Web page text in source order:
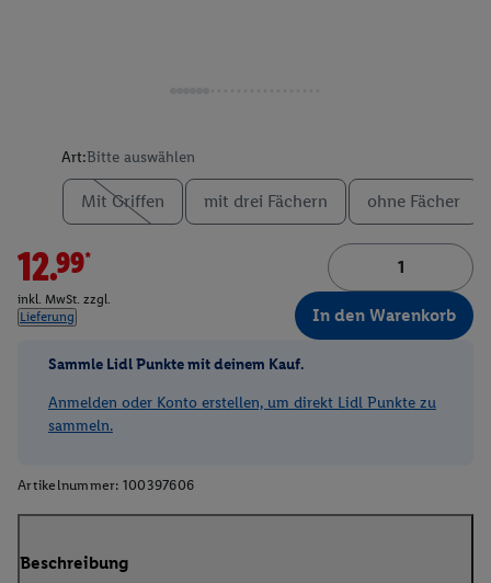
Art:Bitte auswählen
Mit Griffen mit drei Fächern ohne Fächer
12.99*
inkl. MwSt. zzgl.
Lieferung
In den Warenkorb
Sammle Lidl Punkte mit deinem Kauf.
Anmelden oder Konto erstellen, um direkt Lidl Punkte zu
sammeln.
Artikelnummer: 100397606
Beschreibung